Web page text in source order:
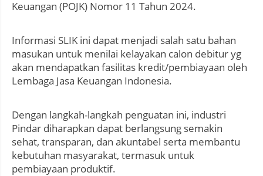
Keuangan (POJK) Nomor 11 Tahun 2024.
Informasi SLIK ini dapat menjadi salah satu bahan
masukan untuk menilai kelayakan calon debitur yg
akan mendapatkan fasilitas kredit/pembiayaan oleh
Lembaga Jasa Keuangan Indonesia.
Dengan langkah-langkah penguatan ini, industri
Pindar diharapkan dapat berlangsung semakin
sehat, transparan, dan akuntabel serta membantu
kebutuhan masyarakat, termasuk untuk
pembiayaan produktif.